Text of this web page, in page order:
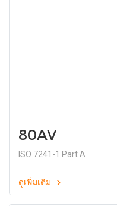
80AV
ISO 7241-1 Part A
ดูเพิ่มเติม